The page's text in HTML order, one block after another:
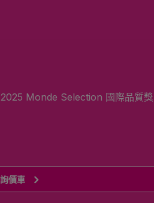
Monde Selection 國際品質獎
價車